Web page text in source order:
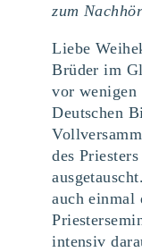
zum
Liebe
Brüder im
vor wenigen
Deutschen
des
auch einmal
intensiv